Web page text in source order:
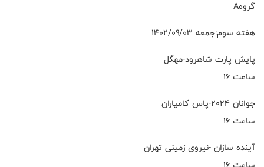
گروهA
هفته سوم:جمعه ۱۴۰۲/۰۹/۰۳
پایش پارت شاهرود-مهگل
ساعت ۱۶
جوانان ۲۰۲۴-پاس کامیاران
ساعت ۱۶
آینده سازان -نیروی زمینی تهران